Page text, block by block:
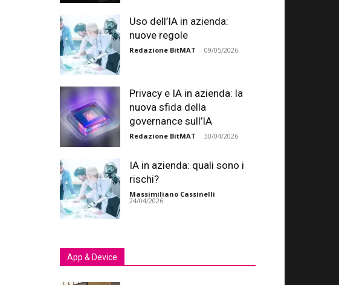
Uso dell’IA in azienda:
nuove regole
Redazione BitMAT - 09/05/2026
Privacy e IA in azienda: la
nuova sfida della
governance sull’IA
Redazione BitMAT - 30/04/2026
IA in azienda: quali sono i
rischi?
Massimiliano Cassinelli -
24/04/2026
App & Device